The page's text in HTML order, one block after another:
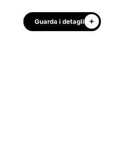
Guarda i detagli